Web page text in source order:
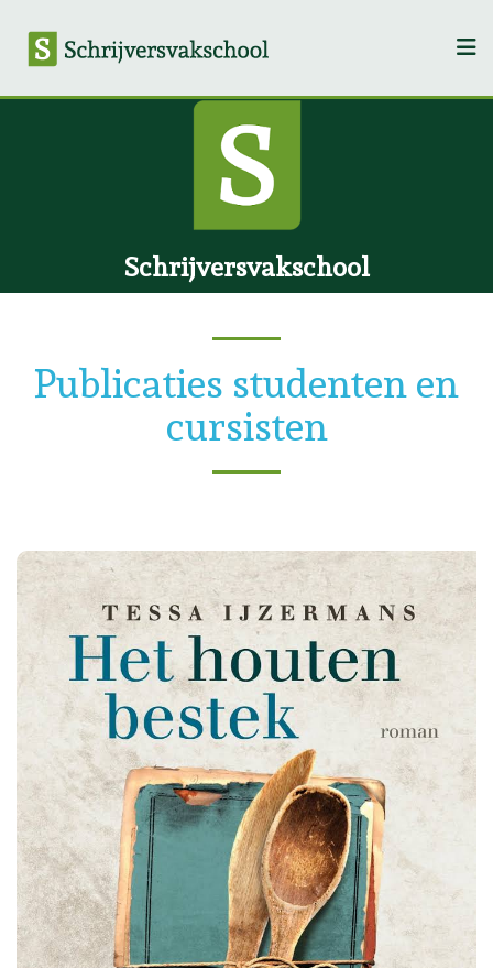
Schrijversvakschool
Publicaties studenten en
cursisten